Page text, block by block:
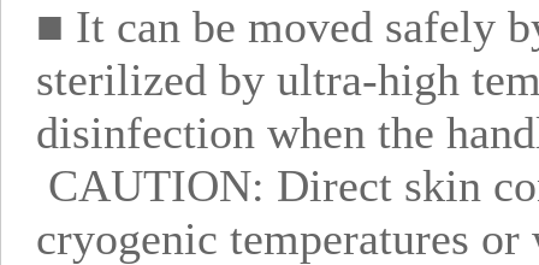
■ It can be moved safely
sterilized by ultra-high
disinfection when the
CAUTION: Direct skin
cryogenic temperatures or